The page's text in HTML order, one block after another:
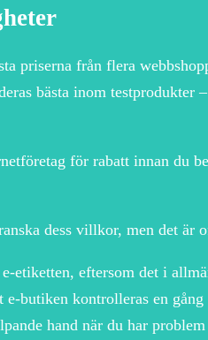
priserna från flera
bästa inom testprodukter
för rabatt innan du
dess villkor, men det är
etiketten, eftersom det i
butiken kontrolleras en
hand när du har